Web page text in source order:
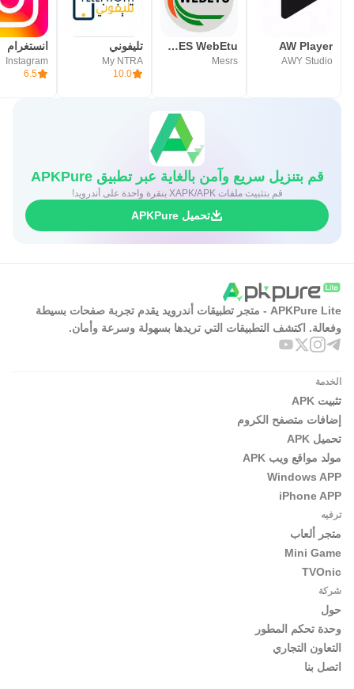
AW Player
AWY Studio
PROGRES WebEtu
Mesrs
تليفوني
My NTRA
10.0
انستغرام
Instagram
6.5
قم بتنزيل سريع وآمن بالغاية عبر تطبيق APKPure
قم بتثبيت ملفات XAPK/APK بنقرة واحدة على أندرويد!
تحميل APKPure
APKPure Lite - متجر تطبيقات أندرويد يقدم تجربة صفحات بسيطة
وفعالة. اكتشف التطبيقات التي تريدها بسهولة وسرعة وأمان.
الخدمة
تثبيت APK
إضافات متصفح الكروم
تحميل APK
مولد مواقع ويب APK
Windows APP
iPhone APP
ترفيه
متجر ألعاب
Mini Game
TVOnic
شركة
حول
وحدة تحكم المطور
التعاون التجاري
اتصل بنا